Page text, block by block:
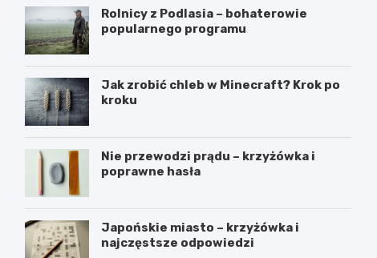
Rolnicy z Podlasia – bohaterowie
popularnego programu
Jak zrobić chleb w Minecraft? Krok po
kroku
Nie przewodzi prądu – krzyżówka i
poprawne hasła
Japońskie miasto – krzyżówka i
najczęstsze odpowiedzi